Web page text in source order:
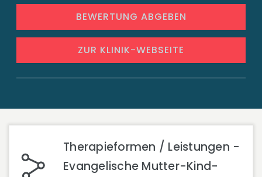
BEWERTUNG ABGEBEN
ZUR KLINIK-WEBSEITE
Therapieformen / Leistungen -
Evangelische Mutter-Kind-